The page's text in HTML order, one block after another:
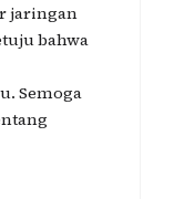
jaringan
bahwa
Semoga